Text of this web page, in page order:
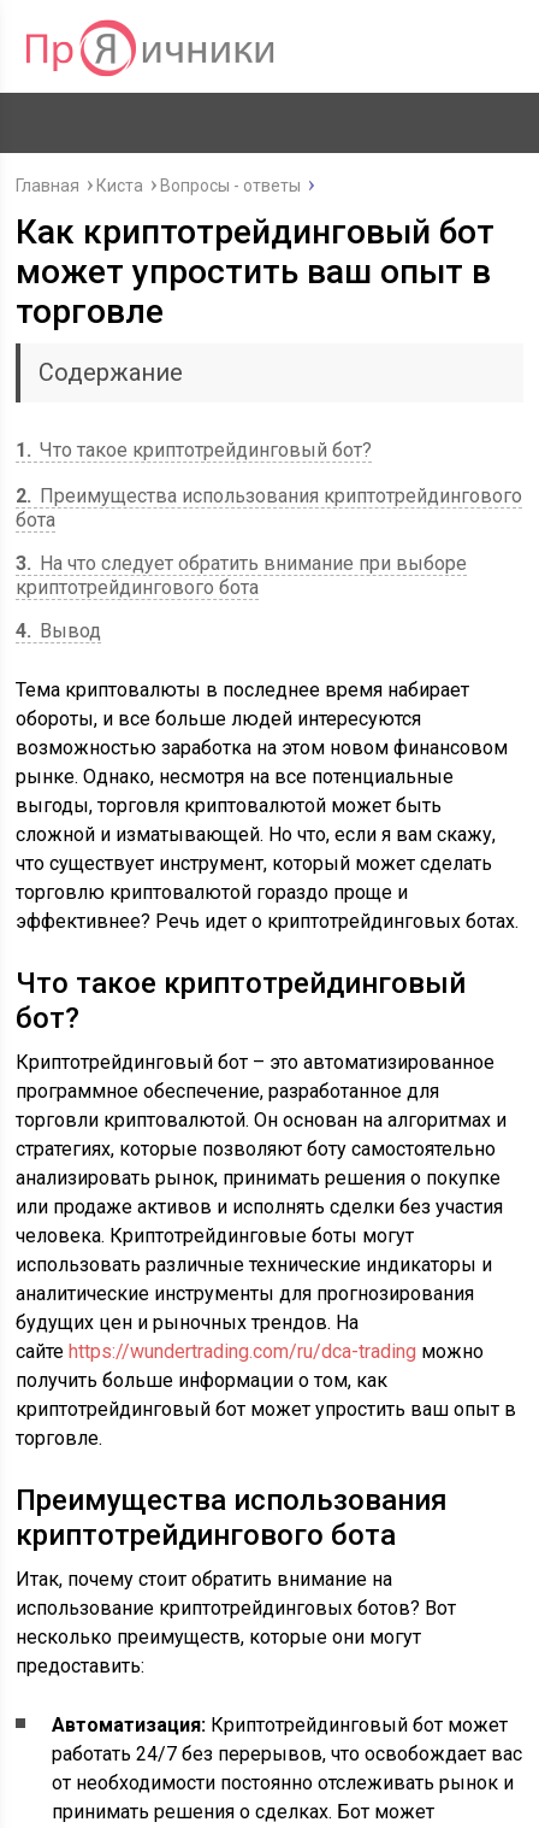
Главная Киста Вопросы - ответы
Как криптотрейдинговый бот
может упростить ваш опыт в
торговле
Содержание
1
Что такое криптотрейдинговый бот?
2
Преимущества использования криптотрейдингового
бота
3
На что следует обратить внимание при выборе
криптотрейдингового бота
4
Вывод
Тема криптовалюты в последнее время набирает
обороты, и все больше людей интересуются
возможностью заработка на этом новом финансовом
рынке. Однако, несмотря на все потенциальные
выгоды, торговля криптовалютой может быть
сложной и изматывающей. Но что, если я вам скажу,
что существует инструмент, который может сделать
торговлю криптовалютой гораздо проще и
эффективнее? Речь идет о криптотрейдинговых ботах.
Что такое криптотрейдинговый
бот?
Криптотрейдинговый бот – это автоматизированное
программное обеспечение, разработанное для
торговли криптовалютой. Он основан на алгоритмах и
стратегиях, которые позволяют боту самостоятельно
анализировать рынок, принимать решения о покупке
или продаже активов и исполнять сделки без участия
человека. Криптотрейдинговые боты могут
использовать различные технические индикаторы и
аналитические инструменты для прогнозирования
будущих цен и рыночных трендов. На
сайтеhttps://wundertrading.com/ru/dca-trading можно
получить больше информации о том, как
криптотрейдинговый бот может упростить ваш опыт в
торговле.
Преимущества использования
криптотрейдингового бота
Итак, почему стоит обратить внимание на
использование криптотрейдинговых ботов? Вот
несколько преимуществ, которые они могут
предоставить:
Автоматизация: Криптотрейдинговый бот может
работать 24/7 без перерывов, что освобождает вас
от необходимости постоянно отслеживать рынок и
принимать решения о сделках. Бот может